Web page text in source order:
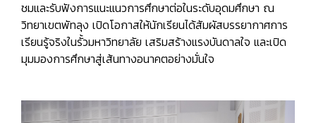
ชมและรับฟังการแนะแนวการศึกษาต่อในระดับอุดมศึกษา ณ
วิทยาเขตพัทลุง เปิดโอกาสให้นักเรียนได้สัมผัสบรรยากาศการ
เรียนรู้จริงในรั้วมหาวิทยาลัย เสริมสร้างแรงบันดาลใจ และเปิด
มุมมองการศึกษาสู่เส้นทางอนาคตอย่างมั่นใจ